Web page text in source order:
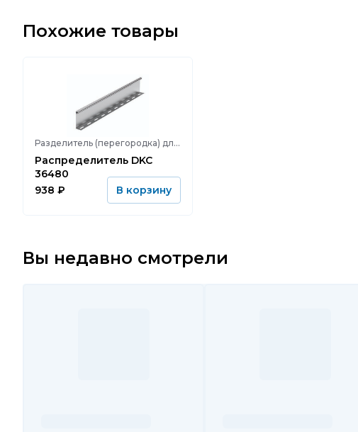
Похожие товары
Разделитель (перегородка) для кабельных лотков
Распределитель DKC
36480
938 ₽ В корзину
Вы недавно смотрели